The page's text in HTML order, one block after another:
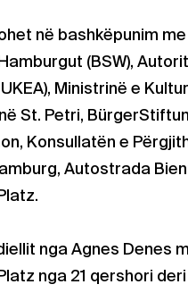
në bashkëpunim
(BSW),
Ministrinë e
St. Petri,
Konsullatën e
Autostrada
nga Agnes Denes
nga 21 qershori